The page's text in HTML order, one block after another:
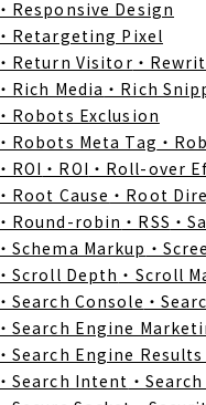
・Responsive Design
・Retargeting Pixel
・Return Visitor ・
・Rich Media ・Rich
・Robots Exclusion
・Robots Meta Tag ・
・ROI ・ROI ・Roll-over
・Root Cause ・Root
・Round-robin ・RSS ・
・Schema Markup ・
・Scroll Depth ・Scroll
・Search Console ・
・Search Engine
・Search Engine Results
・Search Intent ・